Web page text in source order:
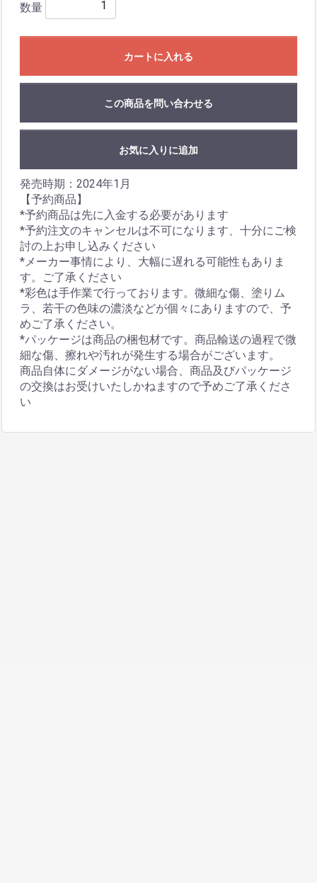
数量
カートに入れる
この商品を問い合わせる
お気に入りに追加
発売時期：2024年1月
【予約商品】
*予約商品は先に入金する必要があります
*予約注文のキャンセルは不可になります、十分にご検
討の上お申し込みください
*メーカー事情により、大幅に遅れる可能性もありま
す。ご了承ください
*彩色は手作業で行っております。微細な傷、塗りム
ラ、若干の色味の濃淡などが個々にありますので、予
めご了承ください。
*パッケージは商品の梱包材です。商品輸送の過程で微
細な傷、擦れや汚れが発生する場合がございます。
商品自体にダメージがない場合、商品及びパッケージ
の交換はお受けいたしかねますので予めご了承くださ
い